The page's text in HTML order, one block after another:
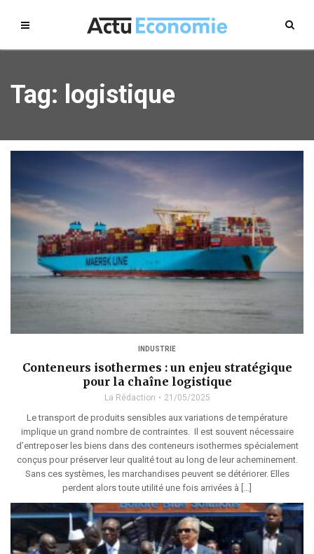
Tag: logistique
INDUSTRIE
Conteneurs isothermes : un enjeu stratégique
pour la chaîne logistique
La Rédaction 21/05/2025
Le transport de produits sensibles aux variations de température
implique un grand nombre de contraintes. Il est souvent nécessaire
d’entreposer les biens dans des conteneurs isothermes spécialement
conçus pour préserver leur qualité tout au long de leur acheminement.
Sans ces systèmes, les marchandises peuvent se détériorer. Elles
perdent alors toute utilité une fois arrivées à […]